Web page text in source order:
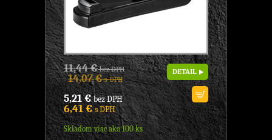
11,44 €bez DPH
14,07 €s DPH
5,21 €bez DPH
6,41 €s DPH
Skladom viac ako 100 ks
DETAIL